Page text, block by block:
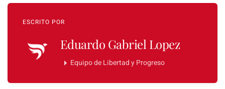
ESCRITO POR
Eduardo Gabriel Lopez
Equipo de Libertad y Progreso